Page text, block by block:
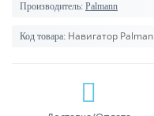
Производитель: Palmann
Код товара: Навигатор